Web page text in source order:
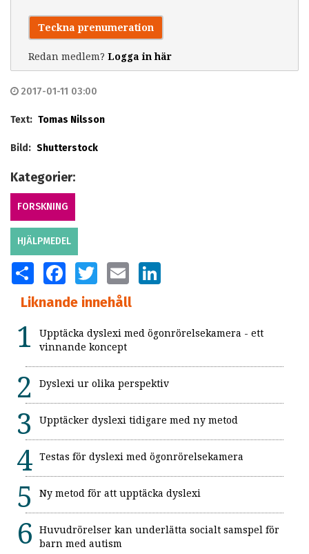
Teckna prenumeration
Redan medlem? Logga in här
2017-01-11 03:00
Text: Tomas Nilsson
Bild: Shutterstock
Kategorier:
FORSKNING
HJÄLPMEDEL
SHARE FACEBOOKTWITTER EMAIL
Liknande innehåll
Upptäcka dyslexi med ögonrörelsekamera - ett
vinnande koncept
Dyslexi ur olika perspektiv
Upptäcker dyslexi tidigare med ny metod
Testas för dyslexi med ögonrörelsekamera
Ny metod för att upptäcka dyslexi
Huvudrörelser kan underlätta socialt samspel för
barn med autism